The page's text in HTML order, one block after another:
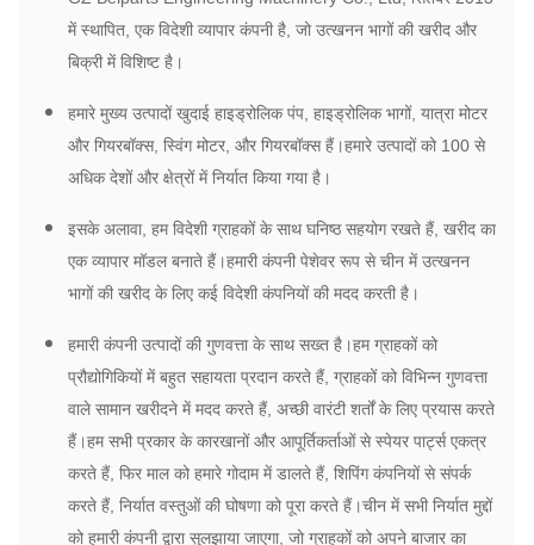
में स्थापित, एक विदेशी व्यापार कंपनी है, जो उत्खनन भागों की खरीद और
बिक्री में विशिष्ट है।
हमारे मुख्य उत्पादों खुदाई हाइड्रोलिक पंप, हाइड्रोलिक भागों, यात्रा मोटर
और गियरबॉक्स, स्विंग मोटर, और गियरबॉक्स हैं।हमारे उत्पादों को 100 से
अधिक देशों और क्षेत्रों में निर्यात किया गया है।
इसके अलावा, हम विदेशी ग्राहकों के साथ घनिष्ठ सहयोग रखते हैं, खरीद का
एक व्यापार मॉडल बनाते हैं।हमारी कंपनी पेशेवर रूप से चीन में उत्खनन
भागों की खरीद के लिए कई विदेशी कंपनियों की मदद करती है।
हमारी कंपनी उत्पादों की गुणवत्ता के साथ सख्त है।हम ग्राहकों को
प्रौद्योगिकियों में बहुत सहायता प्रदान करते हैं, ग्राहकों को विभिन्न गुणवत्ता
वाले सामान खरीदने में मदद करते हैं, अच्छी वारंटी शर्तों के लिए प्रयास करते
हैं।हम सभी प्रकार के कारखानों और आपूर्तिकर्ताओं से स्पेयर पार्ट्स एकत्र
करते हैं, फिर माल को हमारे गोदाम में डालते हैं, शिपिंग कंपनियों से संपर्क
करते हैं, निर्यात वस्तुओं की घोषणा को पूरा करते हैं।चीन में सभी निर्यात मुद्दों
को हमारी कंपनी द्वारा सुलझाया जाएगा, जो ग्राहकों को अपने बाजार का